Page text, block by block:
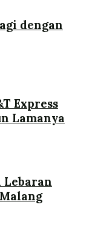
dengan
Express
Lamanya
Lebaran